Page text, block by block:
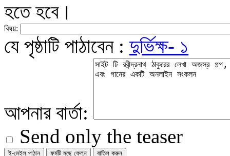
হতে হবে।
বিষয়:
যে পৃষ্ঠাটি পাঠাবেন :দুর্ভিক্ষ- ১
আপনার বার্তা:
Send only the teaser